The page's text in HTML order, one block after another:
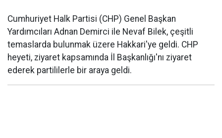
Cumhuriyet Halk Partisi (CHP) Genel Başkan
Yardımcıları Adnan Demirci ile Nevaf Bilek, çeşitli
temaslarda bulunmak üzere Hakkari'ye geldi. CHP
heyeti, ziyaret kapsamında İl Başkanlığı'nı ziyaret
ederek partililerle bir araya geldi.